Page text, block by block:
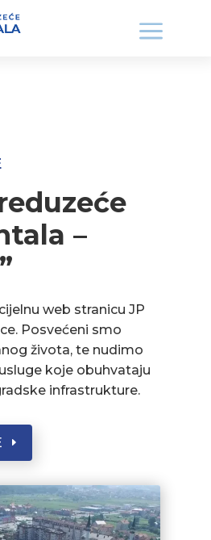
–
web stranicu JP
Posvećeni smo
života, te nudimo
koje obuhvataju
infrastrukture.